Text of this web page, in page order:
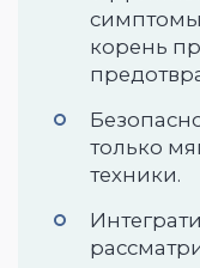
Правила
Документы
Правовая
Политика
Политика
корень
только
техники.